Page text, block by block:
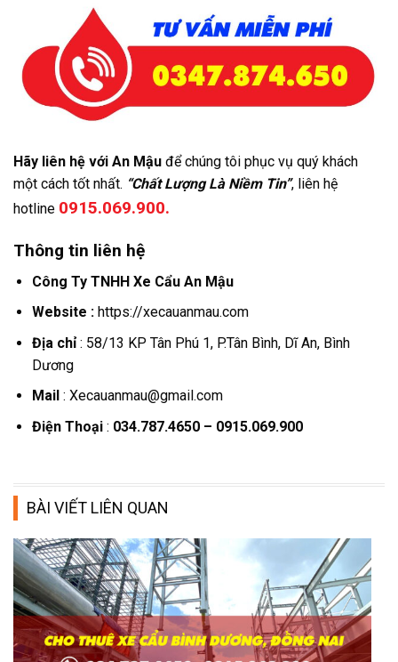
Hãy liên hệ với An Mậu để chúng tôi phục vụ quý khách
một cách tốt nhất. “Chất Lượng Là Niềm Tin”, liên hệ
hotline 0915.069.900.
Thông tin liên hệ
Công Ty TNHH Xe Cẩu An Mậu
Website :https://xecauanmau.com
Địa chỉ: 58/13 KP Tân Phú 1, P.Tân Bình, Dĩ An, Bình
Dương
Mail : Xecauanmau@gmail.com
Điện Thoại: 034.787.4650 – 0915.069.900
BÀI VIẾT LIÊN QUAN